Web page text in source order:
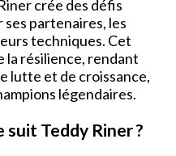
crée des défis
partenaires, les
techniques. Cet
résilience, rendant
lutte et de croissance,
légendaires.
Teddy Riner ?